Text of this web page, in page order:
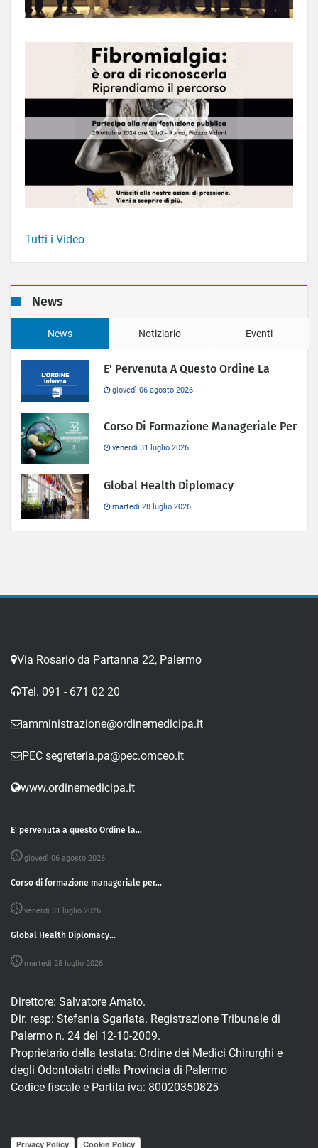
Tutti i Video
News
News Notiziario Eventi
E' Pervenuta A Questo Ordine La
giovedì 06 agosto 2026
Corso Di Formazione Manageriale Per
venerdì 31 luglio 2026
Global Health Diplomacy
martedì 28 luglio 2026
Via Rosario da Partanna 22, Palermo
Tel. 091 - 671 02 20
amministrazione@ordinemedicipa.it
PEC segreteria.pa@pec.omceo.it
www.ordinemedicipa.it
E' pervenuta a questo Ordine la...
giovedì 06 agosto 2026
Corso di formazione manageriale per...
venerdì 31 luglio 2026
Global Health Diplomacy...
martedì 28 luglio 2026
Direttore: Salvatore Amato.
Dir. resp: Stefania Sgarlata. Registrazione Tribunale di
Palermo n. 24 del 12-10-2009.
Proprietario della testata: Ordine dei Medici Chirurghi e
degli Odontoiatri della Provincia di Palermo
Codice fiscale e Partita iva: 80020350825
Privacy Policy Cookie Policy